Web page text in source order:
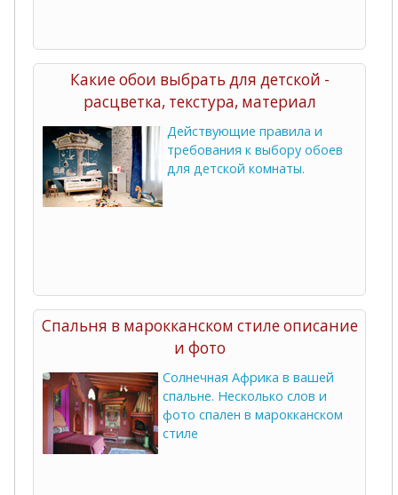
Какие обои выбрать для детской -
расцветка, текстура, материал
Действующие правила и
требования к выбору обоев
для детской комнаты.
Спальня в марокканском стиле описание
и фото
Солнечная Африка в вашей
спальне. Несколько слов и
фото спален в марокканском
стиле